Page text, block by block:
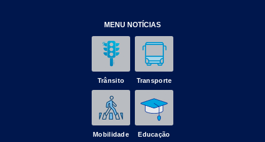
MENU NOTÍCIAS
Trânsito Transporte
Mobilidade Educação